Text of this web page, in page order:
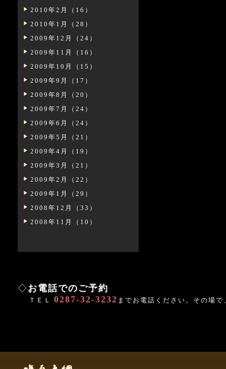
2010年2月（16）
2010年1月（28）
2009年12月（24）
2009年11月（16）
2009年10月（15）
2009年9月（17）
2009年8月（20）
2009年7月（24）
2009年6月（24）
2009年5月（21）
2009年4月（19）
2009年3月（21）
2009年2月（22）
2009年1月（29）
2008年12月（33）
2008年11月（10）
◇お電話でのご予約
ＴＥＬ 0287-32-3232 までお電話ください。その場